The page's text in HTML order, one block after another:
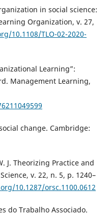
in social science:
Organization, v. 27,
10.1108/TLO-02-2020-
Learning”:
Management Learning,
change. Cambridge:
J. Theorizing Practice and
v. 22, n. 5, p. 1240–
10.1287/orsc.1100.0612
do Trabalho Associado.